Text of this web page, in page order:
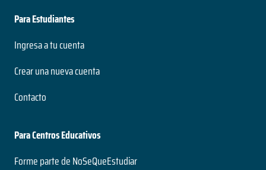
Para Estudiantes
Ingresa a tu cuenta
Crear una nueva cuenta
Contacto
Para Centros Educativos
Forme parte de NoSeQueEstudiar